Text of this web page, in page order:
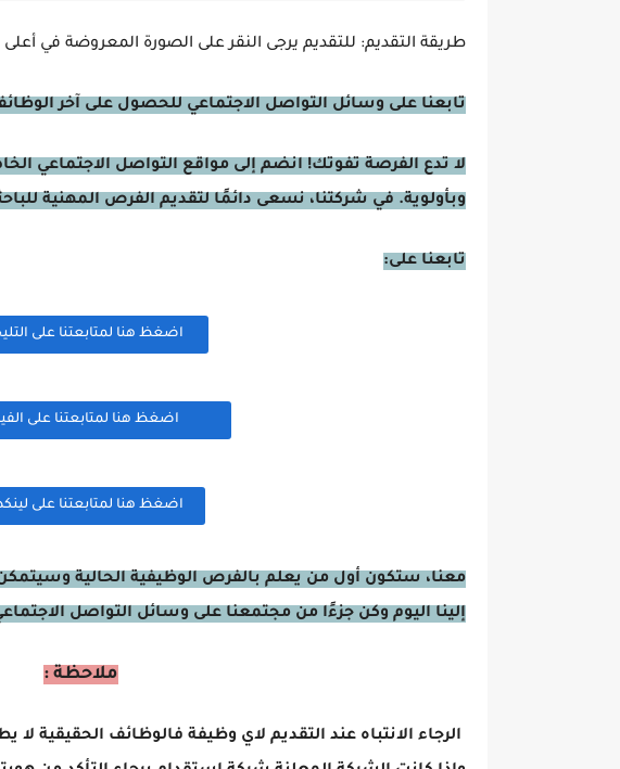
طريقة التقديم: للتقديم يرجى النقر على الصورة المعروضة في
تابعنا على وسائل التواصل الاجتماعي للحصول على آخر
لا تدع الفرصة تفوتك! انضم إلى مواقع التواصل الاجتماعي
وبأولوية. في شركتنا، نسعى دائمًا لتقديم الفرص المهنية
تابعنا على:
اضغظ هنا لمتابعتنا على
اضغظ هنا لمتابعتنا على
اضغظ هنا لمتابعتنا على
معنا، ستكون أول من يعلم بالفرص الوظيفية الحالية
إلينا اليوم وكن جزءًا من مجتمعنا على وسائل التواصل
ملاحظة :
الرجاء الانتباه عند التقديم لاي وظيفة فالوظائف الحقيقية